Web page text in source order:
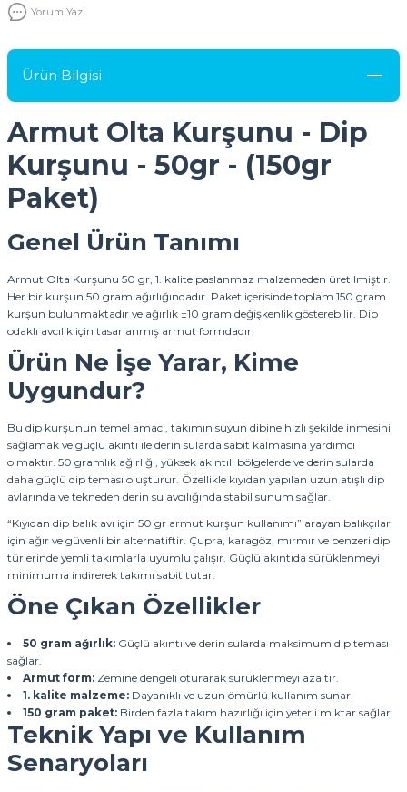
Yorum Yaz
Ürün Bilgisi
Armut Olta Kurşunu - Dip
Kurşunu - 50gr - (150gr
Paket)
Genel Ürün Tanımı
Armut Olta Kurşunu 50 gr, 1. kalite paslanmaz malzemeden üretilmiştir.
Her bir kurşun 50 gram ağırlığındadır. Paket içerisinde toplam 150 gram
kurşun bulunmaktadır ve ağırlık ±10 gram değişkenlik gösterebilir. Dip
odaklı avcılık için tasarlanmış armut formdadır.
Ürün Ne İşe Yarar, Kime
Uygundur?
Bu dip kurşunun temel amacı, takımın suyun dibine hızlı şekilde inmesini
sağlamak ve güçlü akıntı ile derin sularda sabit kalmasına yardımcı
olmaktır. 50 gramlık ağırlığı, yüksek akıntılı bölgelerde ve derin sularda
daha güçlü dip teması oluşturur. Özellikle kıyıdan yapılan uzun atışlı dip
avlarında ve tekneden derin su avcılığında stabil sunum sağlar.
“Kıyıdan dip balık avı için 50 gr armut kurşun kullanımı” arayan balıkçılar
için ağır ve güvenli bir alternatiftir. Çupra, karagöz, mırmır ve benzeri dip
türlerinde yemli takımlarla uyumlu çalışır. Güçlü akıntıda sürüklenmeyi
minimuma indirerek takımı sabit tutar.
Öne Çıkan Özellikler
50 gram ağırlık:Güçlü akıntı ve derin sularda maksimum dip teması
sağlar.
Armut form:Zemine dengeli oturarak sürüklenmeyi azaltır.
1. kalite malzeme:Dayanıklı ve uzun ömürlü kullanım sunar.
150 gram paket:Birden fazla takım hazırlığı için yeterli miktar sağlar.
Teknik Yapı ve Kullanım
Senaryoları